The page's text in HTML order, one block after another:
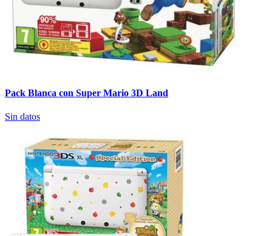
Pack Blanca con Super Mario 3D Land
Sin datos